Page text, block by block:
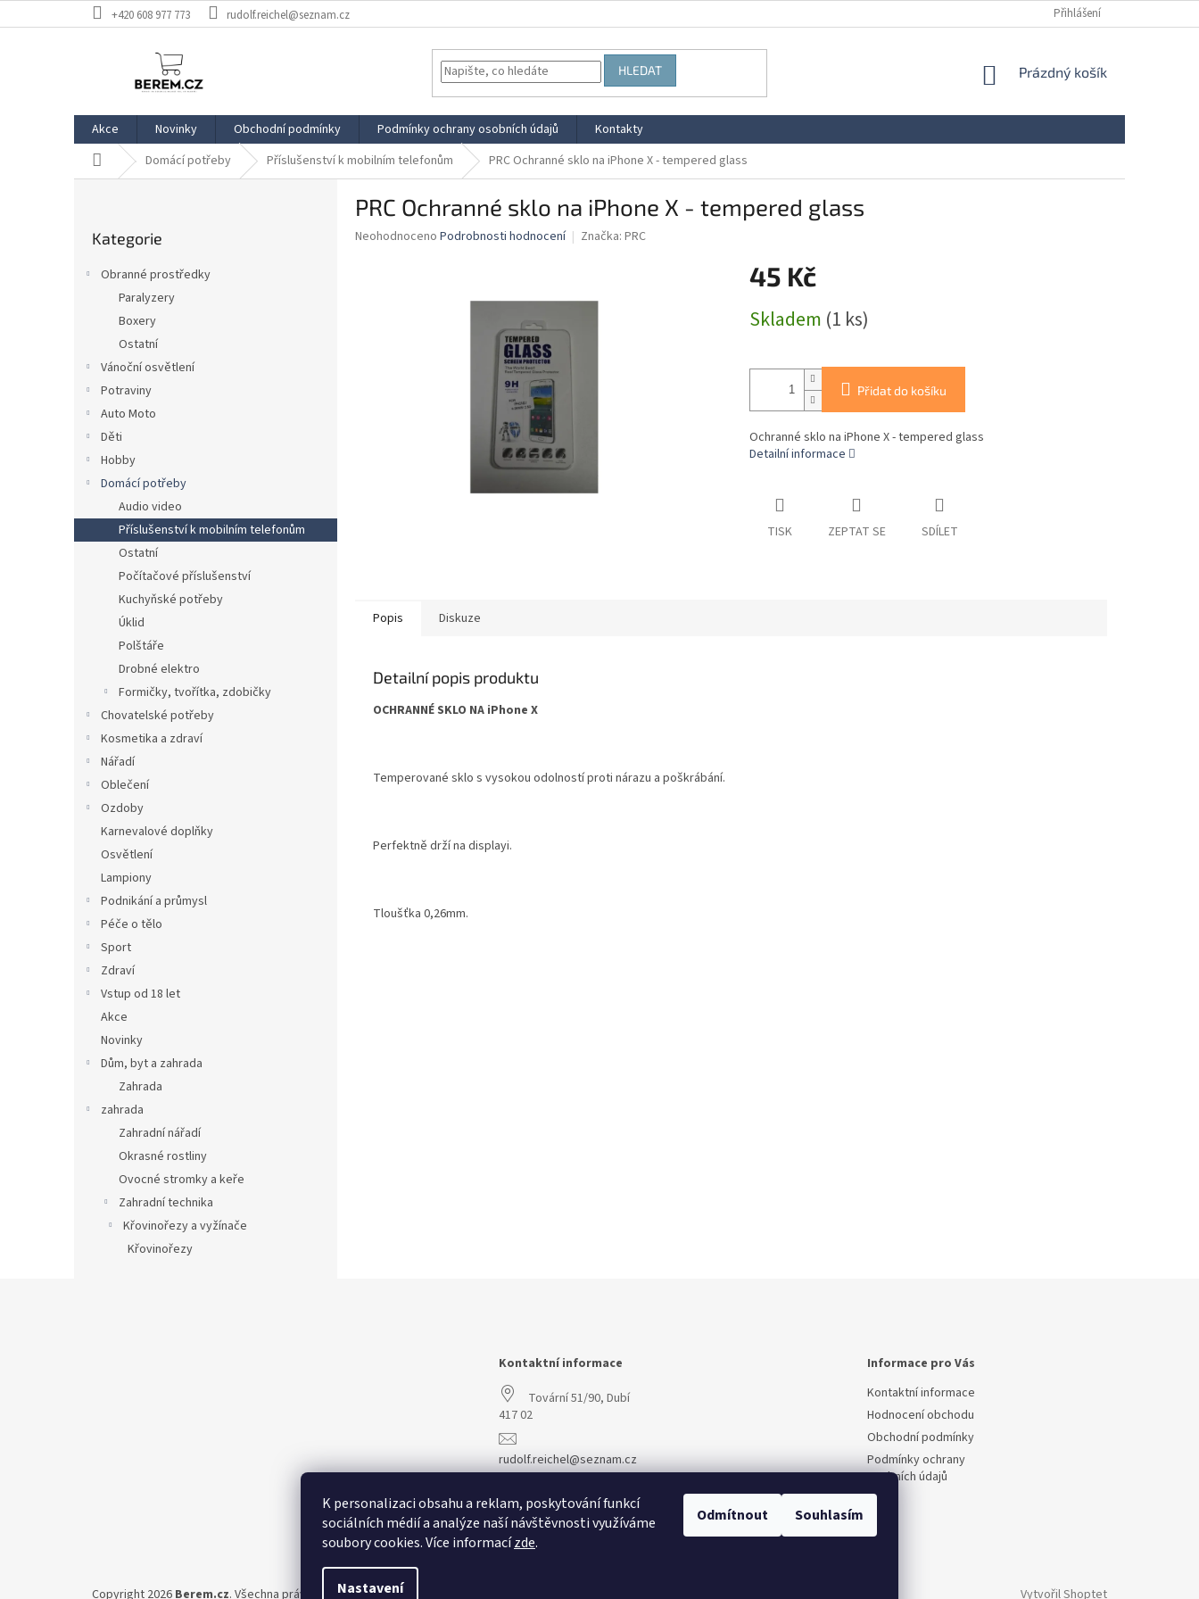
K personalizaci obsahu a reklam, poskytování funkcí
sociálních médií a analýze naší návštěvnosti využíváme
soubory cookies. Více informacízde.
Nastavení
Odmítnout Souhlasím
na
+420 608 977 773 rudolf.reichel@seznam.cz Přihlášení
HLEDAT
NÁKUPNÍ
Prázdný košík
Akce Novinky Obchodní podmínky Podmínky ochrany osobních údajů
Kontakty
Domů Domácí potřeby Příslušenství k mobilním telefonům PRC Ochranné sklo na iPhone X - tempered glass
kategorie
Kategorie
Obranné prostředky
Paralyzery
Boxery
Ostatní
Vánoční osvětlení
Potraviny
Auto Moto
Děti
Hobby
Domácí potřeby
Audio video
Příslušenství k mobilním telefonům
Ostatní
Počítačové příslušenství
Kuchyňské potřeby
Úklid
Polštáře
Drobné elektro
Formičky, tvořítka, zdobičky
Chovatelské potřeby
Kosmetika a zdraví
Nářadí
Oblečení
Ozdoby
Karnevalové doplňky
Osvětlení
Lampiony
Podnikání a průmysl
Péče o tělo
Sport
Zdraví
Vstup od 18 let
Akce
Novinky
Dům, byt a zahrada
Zahrada
zahrada
Zahradní nářadí
Okrasné rostliny
Ovocné stromky a keře
Zahradní technika
Křovinořezy a vyžínače
Křovinořezy
PRC Ochranné sklo na iPhone X - tempered glass
Průměrné
Neohodnoceno Podrobnosti hodnocení Značka: PRC
45 Kč
cena:
Skladem (1 ks)
Přidat do košíku
Ochranné sklo na iPhone X - tempered glass
Detailní informace
TISK ZEPTAT SE SDÍLET
Popis Diskuze
Detailní popis produktu
OCHRANNÉ SKLO NA iPhone X
Temperované sklo s vysokou odolností proti nárazu a poškrábání.
Perfektně drží na displayi.
Tloušťka 0,26mm.
Kontaktní informace
Tovární 51/90, Dubí
417 02
rudolf.reichel@seznam.cz
Informace pro Vás
Kontaktní informace
Hodnocení obchodu
Obchodní podmínky
Podmínky ochrany
osobních údajů
Vytvořil Shoptet
Copyright 2026 Berem.cz. Všechna práva vyhrazena.Upravit nastavení cookies